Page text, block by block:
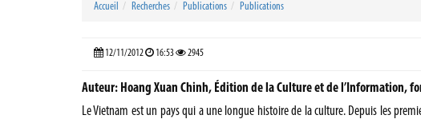
Accueil Recherches Publications Publications
12/11/2012 16:53 2945
Auteur: Hoang Xuan Chinh, Édition de la Culture et de l’Information,
Le Vietnam est un pays qui a une longue histoire de la culture. Depuis les